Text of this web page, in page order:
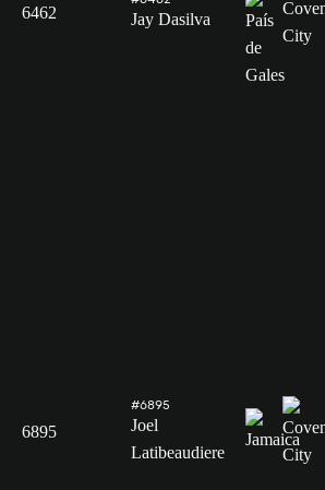
6462 Jay Dasilva
6895
#6895
Joel
Latibeaudiere